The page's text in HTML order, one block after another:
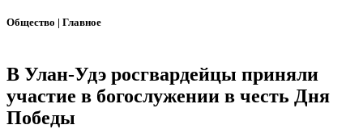
Общество | Главное
В Улан-Удэ росгвардейцы приняли
участие в богослужении в честь Дня
Победы